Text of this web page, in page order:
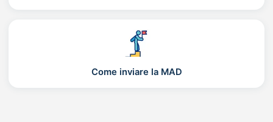
Come inviare la MAD